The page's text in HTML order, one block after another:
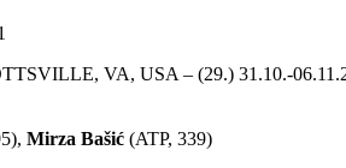
VA, USA – (29.) 31.10.-
Mirza Bašić (ATP, 339)